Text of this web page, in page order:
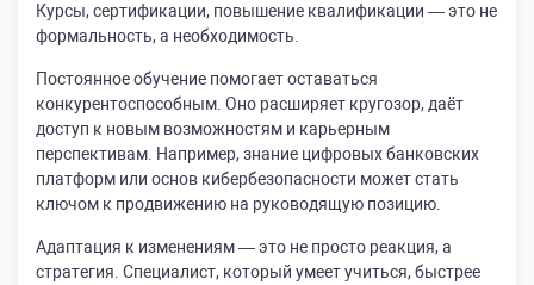
Курсы, сертификации, повышение квалификации — это не
формальность, а необходимость.
Постоянное обучение помогает оставаться
конкурентоспособным. Оно расширяет кругозор, даёт
доступ к новым возможностям и карьерным
перспективам. Например, знание цифровых банковских
платформ или основ кибербезопасности может стать
ключом к продвижению на руководящую позицию.
Адаптация к изменениям — это не просто реакция, а
стратегия. Специалист, который умеет учиться, быстрее